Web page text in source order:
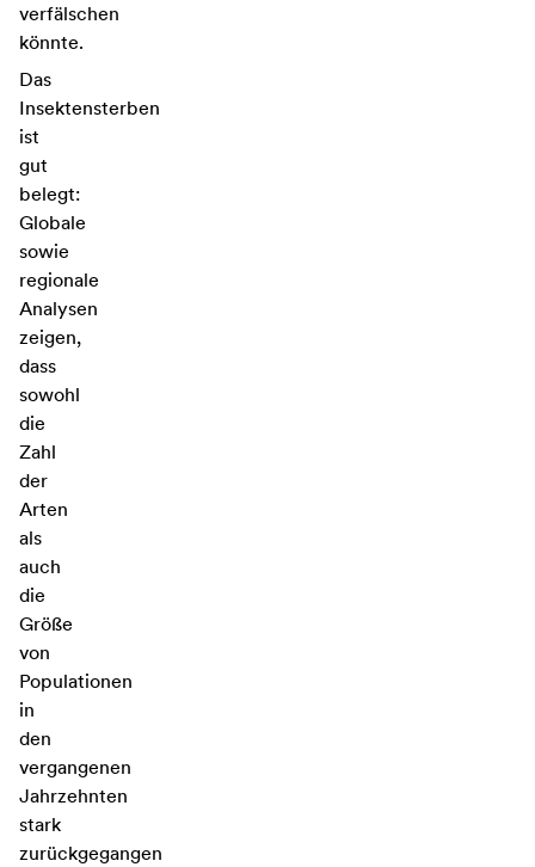
verfälschen
könnte.
Das
Insektensterben
ist
gut
belegt:
Globale
sowie
regionale
Analysen
zeigen,
dass
sowohl
die
Zahl
der
Arten
als
auch
die
Größe
von
Populationen
in
den
vergangenen
Jahrzehnten
stark
zurückgegangen